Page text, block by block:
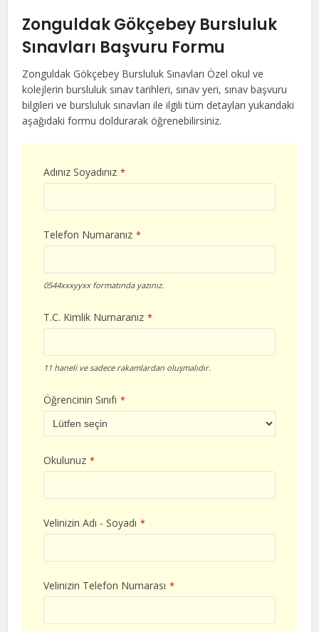
Zonguldak Gökçebey Bursluluk
Sınavları Başvuru Formu
Zonguldak Gökçebey Bursluluk Sınavları Özel okul ve
kolejlerin bursluluk sınav tarihleri, sınav yeri, sınav başvuru
bilgileri ve bursluluk sınavları ile ilgili tüm detayları yukarıdaki
aşağıdaki formu doldurarak öğrenebilirsiniz.
Adınız Soyadınız *
Telefon Numaranız *
0544xxxyyxx formatında yazınız.
T.C. Kimlik Numaranız *
11 haneli ve sadece rakamlardan oluşmalıdır.
Öğrencinin Sınıfı *
Okulunuz *
Velinizin Adı - Soyadı *
Velinizin Telefon Numarası *